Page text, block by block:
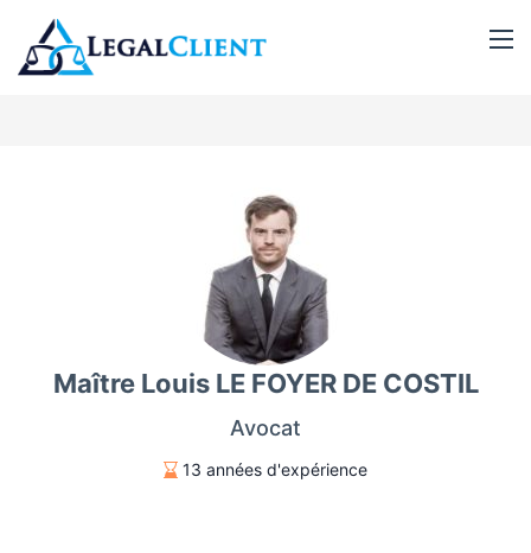
Maître Louis LE FOYER DE COSTIL
Avocat
13 années d'expérience